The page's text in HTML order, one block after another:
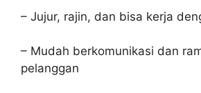
– Jujur, rajin, dan bisa kerja
– Mudah berkomunikasi dan
pelanggan